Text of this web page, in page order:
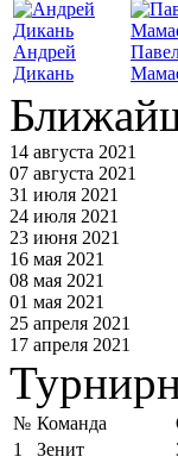
Андрей
Дикань
14 августа 2021
07 августа 2021
31 июля 2021
24 июля 2021
23 июня 2021
16 мая 2021
08 мая 2021
01 мая 2021
25 апреля 2021
17 апреля 2021
№ Команда
1
Зенит